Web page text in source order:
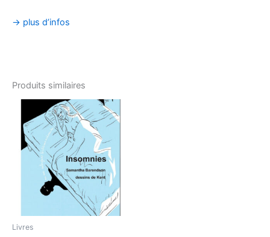
→ plus d’infos
Produits similaires
Livres